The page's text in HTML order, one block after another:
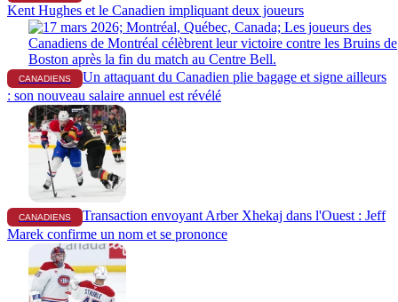
Kent Hughes et le Canadien impliquant deux joueurs
CANADIENS
Un attaquant du Canadien plie bagage et signe ailleurs
: son nouveau salaire annuel est révélé
CANADIENS
Transaction envoyant Arber Xhekaj dans l'Ouest : Jeff
Marek confirme un nom et se prononce